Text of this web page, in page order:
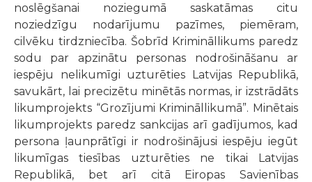
noslēgšanai noziegumā saskatāmas citu
noziedzīgu nodarījumu pazīmes, piemēram,
cilvēku tirdzniecība. Šobrīd Krimināllikums paredz
sodu par apzinātu personas nodrošināšanu ar
iespēju nelikumīgi uzturēties Latvijas Republikā,
savukārt, lai precizētu minētās normas, ir izstrādāts
likumprojekts “Grozījumi Krimināllikumā”. Minētais
likumprojekts paredz sankcijas arī gadījumos, kad
persona ļaunprātīgi ir nodrošinājusi iespēju iegūt
likumīgas tiesības uzturēties ne tikai Latvijas
Republikā, bet arī citā Eiropas Savienības